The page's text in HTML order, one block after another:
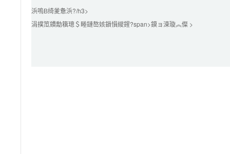
浜嗚В绮夎惫浜?/h3>
涓撲笟鐨勪簯璁＄畻鏈嶅姟鎻愪緵鍟?span>鏌ョ湅璇︽儏 >